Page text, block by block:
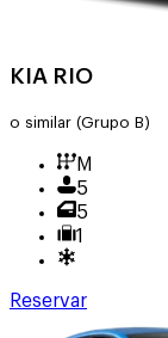
KIA RIO
o similar (Grupo B)
M
5
5
1
Reservar